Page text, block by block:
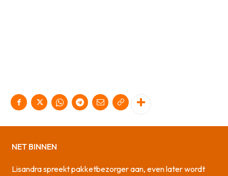
NET BINNEN
Lisandra spreekt pakketbezorger aan, even later wordt